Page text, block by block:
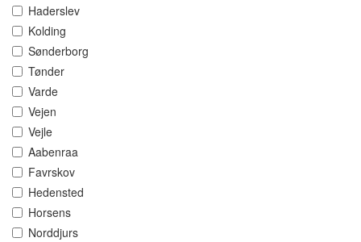
Haderslev
Kolding
Sønderborg
Tønder
Varde
Vejen
Vejle
Aabenraa
Favrskov
Hedensted
Horsens
Norddjurs